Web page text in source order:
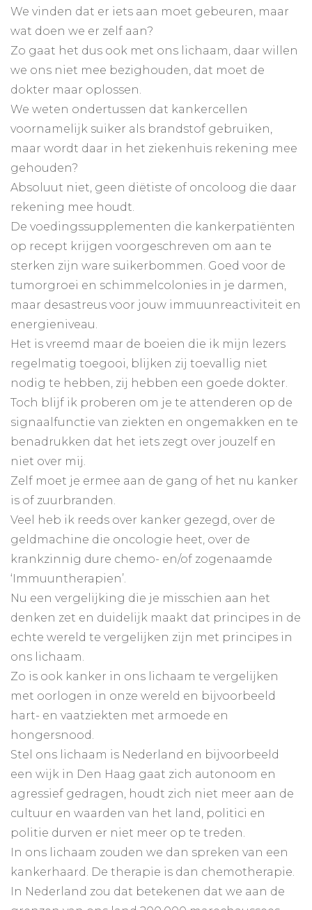
We vinden dat er iets aan moet gebeuren, maar
wat doen we er zelf aan?
Zo gaat het dus ook met ons lichaam, daar willen
we ons niet mee bezighouden, dat moet de
dokter maar oplossen.
We weten ondertussen dat kankercellen
voornamelijk suiker als brandstof gebruiken,
maar wordt daar in het ziekenhuis rekening mee
gehouden?
Absoluut niet, geen diëtiste of oncoloog die daar
rekening mee houdt.
De voedingssupplementen die kankerpatiënten
op recept krijgen voorgeschreven om aan te
sterken zijn ware suikerbommen. Goed voor de
tumorgroei en schimmelcolonies in je darmen,
maar desastreus voor jouw immuunreactiviteit en
energieniveau.
Het is vreemd maar de boeien die ik mijn lezers
regelmatig toegooi, blijken zij toevallig niet
nodig te hebben, zij hebben een goede dokter.
Toch blijf ik proberen om je te attenderen op de
signaalfunctie van ziekten en ongemakken en te
benadrukken dat het iets zegt over jouzelf en
niet over mij.
Zelf moet je ermee aan de gang of het nu kanker
is of zuurbranden.
Veel heb ik reeds over kanker gezegd, over de
geldmachine die oncologie heet, over de
krankzinnig dure chemo- en/of zogenaamde
‘Immuuntherapien’.
Nu een vergelijking die je misschien aan het
denken zet en duidelijk maakt dat principes in de
echte wereld te vergelijken zijn met principes in
ons lichaam.
Zo is ook kanker in ons lichaam te vergelijken
met oorlogen in onze wereld en bijvoorbeeld
hart- en vaatziekten met armoede en
hongersnood.
Stel ons lichaam is Nederland en bijvoorbeeld
een wijk in Den Haag gaat zich autonoom en
agressief gedragen, houdt zich niet meer aan de
cultuur en waarden van het land, politici en
politie durven er niet meer op te treden.
In ons lichaam zouden we dan spreken van een
kankerhaard. De therapie is dan chemotherapie.
In Nederland zou dat betekenen dat we aan de